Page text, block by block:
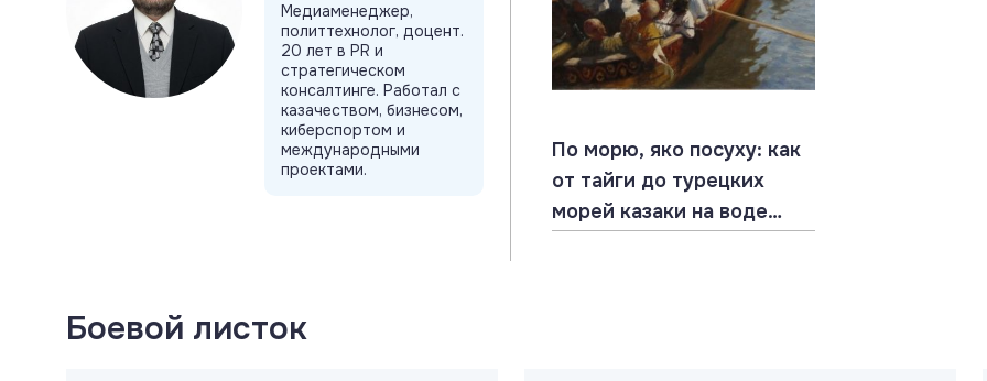
Медиаменеджер,
политтехнолог, доцент.
20 лет в PR и
стратегическом
консалтинге. Работал с
казачеством, бизнесом,
киберспортом и
международными
проектами.
По морю, яко посуху: как
от тайги до турецких
морей казаки на воде
Боевой листок